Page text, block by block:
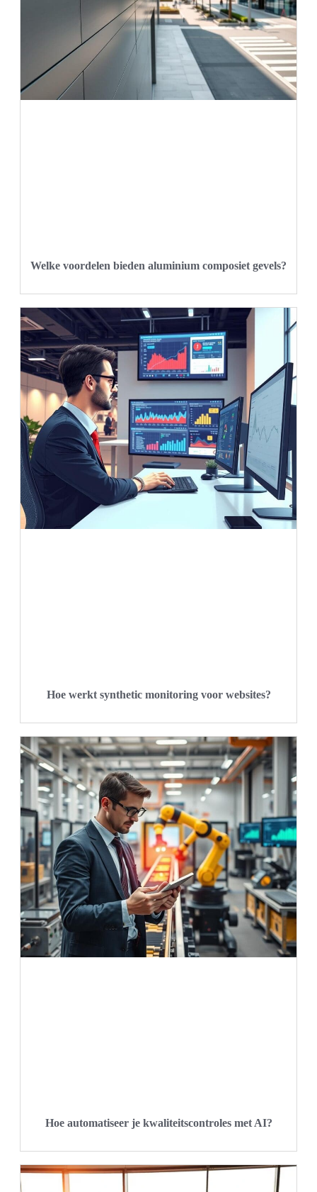
Welke voordelen bieden aluminium composiet gevels?
Hoe werkt synthetic monitoring voor websites?
Hoe automatiseer je kwaliteitscontroles met AI?